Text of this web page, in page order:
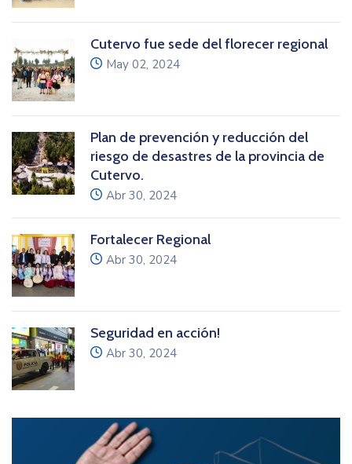
Cutervo fue sede del florecer regional
icon
May 02, 2024
Plan de prevención y reducción del
riesgo de desastres de la provincia de
Cutervo.
icon
Abr 30, 2024
Fortalecer Regional
icon
Abr 30, 2024
Seguridad en acción!
icon
Abr 30, 2024